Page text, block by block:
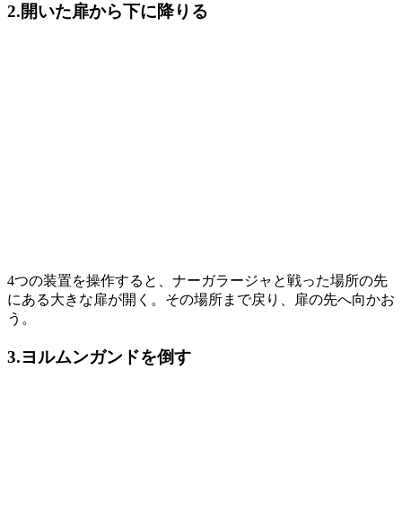
2.開いた扉から下に降りる
4つの装置を操作すると、ナーガラージャと戦った場所の先
にある大きな扉が開く。その場所まで戻り、扉の先へ向かお
う。
3.ヨルムンガンドを倒す